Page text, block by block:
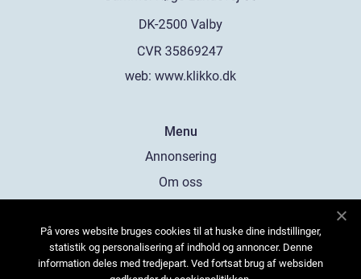
web: www.klikko.dk
Menu
Annonsering
Om oss
Kontakta oss
Sitemap
På vores website bruges cookies til at huske dine indstillinger,
statistik og personalisering af indhold og annoncer. Denne
information deles med tredjepart. Ved fortsat brug af websiden